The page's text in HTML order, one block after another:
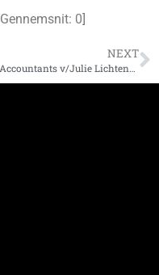
Gennemsnit: 0
NEXT
The Accountants v/Julie Lichtenberg-Engelsen